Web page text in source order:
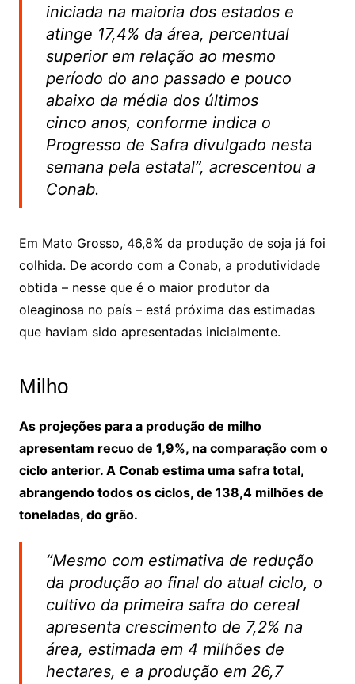
iniciada na maioria dos estados e
atinge 17,4% da área, percentual
superior em relação ao mesmo
período do ano passado e pouco
abaixo da média dos últimos
cinco anos, conforme indica o
Progresso de Safra divulgado nesta
semana pela estatal”, acrescentou a
Conab.
Em Mato Grosso, 46,8% da produção de soja já foi
colhida. De acordo com a Conab, a produtividade
obtida – nesse que é o maior produtor da
oleaginosa no país – está próxima das estimadas
que haviam sido apresentadas inicialmente.
Milho
As projeções para a produção de milho
apresentam recuo de 1,9%, na comparação com o
ciclo anterior. A Conab estima uma safra total,
abrangendo todos os ciclos, de 138,4 milhões de
toneladas, do grão.
“Mesmo com estimativa de redução
da produção ao final do atual ciclo, o
cultivo da primeira safra do cereal
apresenta crescimento de 7,2% na
área, estimada em 4 milhões de
hectares, e a produção em 26,7